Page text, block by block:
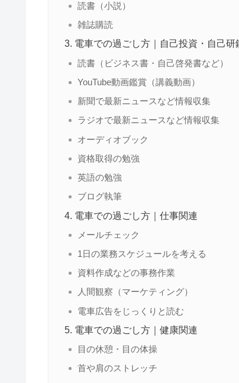
読書（小説）
雑誌購読
電車での過ごし方｜自己投資・自己研
読書（ビジネス書・自己啓発書など）
YouTube動画鑑賞（講義動画）
新聞で最新ニュースなど情報収集
ラジオで最新ニュースなど情報収集
オーディオブック
資格取得の勉強
英語の勉強
ブログ執筆
電車での過ごし方｜仕事関連
メールチェック
1日の業務スケジュールを考える
資料作成などの事務作業
人間観察（マーケティング）
電車広告をじっくりと読む
電車での過ごし方｜健康関連
目の休憩・目の体操
首や肩のストレッチ